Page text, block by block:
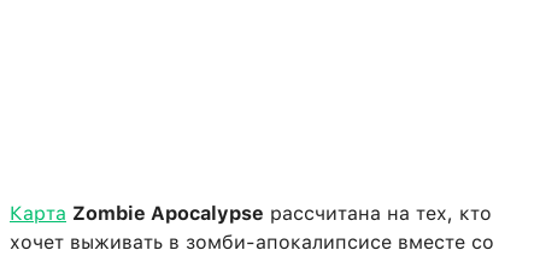
Карта Zombie Apocalypse рассчитана на тех, кто
хочет выживать в зомби-апокалипсисе вместе со